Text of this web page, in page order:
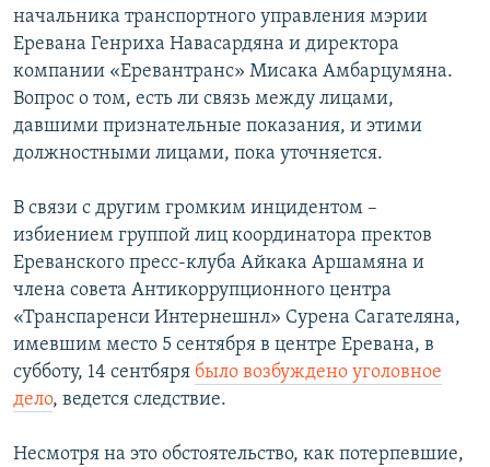
начальника транспортного управления мэрии
Еревана Генриха Навасардяна и директора
компании «Еревантранс» Мисака Амбарцумяна.
Вопрос о том, есть ли связь между лицами,
давшими признательные показания, и этими
должностными лицами, пока уточняется.
В связи с другим громким инцидентом –
избиением группой лиц координатора пректов
Ереванского пресс-клуба Айкака Аршамяна и
члена совета Антикоррупционного центра
«Транспаренси Интернешнл» Сурена Сагателяна,
имевшим место 5 сентября в центре Еревана, в
субботу, 14 сентбяря было возбуждено уголовное
дело, ведется следствие.
Несмотря на это обстоятельство, как потерпевшие,